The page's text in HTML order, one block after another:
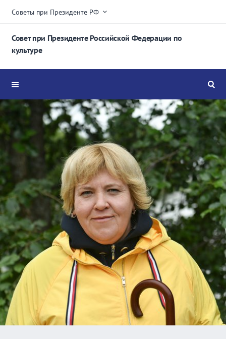
Советы при Президенте РФ
Совет при Президенте Российской Федерации по
культуре